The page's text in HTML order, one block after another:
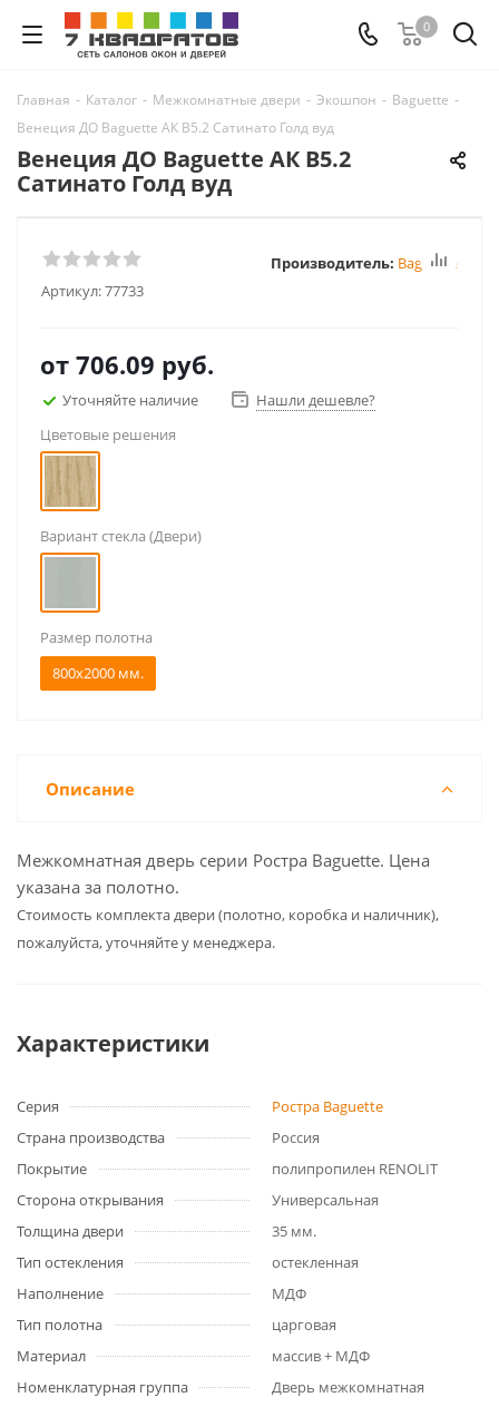
0
Главная - Каталог - Межкомнатные двери - Экошпон - Baguette -
Венеция ДО Baguette АК B5.2 Сатинато Голд вуд
Венеция ДО Baguette АК B5.2
Сатинато Голд вуд
Артикул:77733
Производитель: Baguette
от 706.09 руб.
Уточняйте наличие
Нашли дешевле?
Цветовые решения
Вариант стекла (Двери)
Размер полотна
800x2000 мм.
Описание
Межкомнатная дверь серии Ростра Baguette. Цена
указана за полотно.
Cтоимость комплекта двери (полотно, коробка и наличник),
пожалуйста, уточняйте у менеджера.
Характеристики
Серия
Ростра Baguette
Страна производства
Россия
Покрытие
полипропилен RENOLIT
Сторона открывания
Универсальная
Толщина двери
35 мм.
Тип остекления
остекленная
Наполнение
МДФ
Тип полотна
царговая
Материал
массив + МДФ
Номенклатурная группа
Дверь межкомнатная